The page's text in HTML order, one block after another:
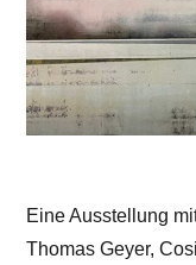
Eine Ausstellung
Thomas Geyer,